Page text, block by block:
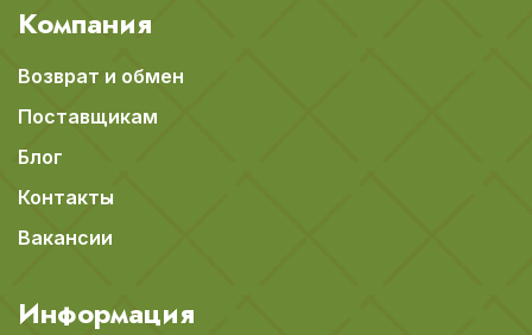
Компания
Возврат и обмен
Поставщикам
Блог
Контакты
Вакансии
Информация